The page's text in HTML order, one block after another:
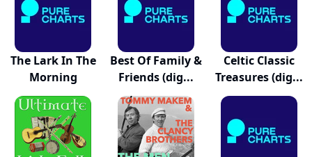
The Lark In The
Morning
Best Of Family &
Friends (dig...
Celtic Classic
Treasures (dig...